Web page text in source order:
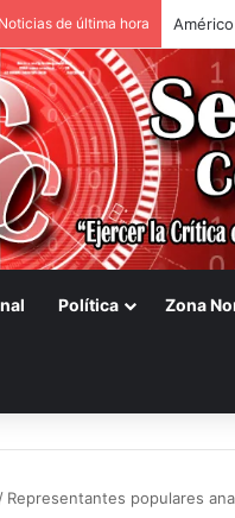
Noticias de última hora
Política Zona
/ Representantes populares